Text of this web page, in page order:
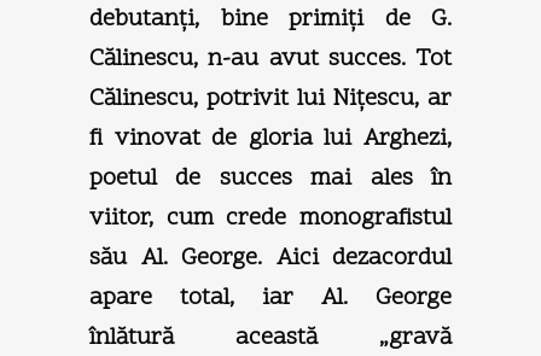
debutanţi, bine primiţi de G.
Călinescu, n-au avut succes. Tot
Călinescu, potrivit lui Niţescu, ar
fi vinovat de gloria lui Arghezi,
poetul de succes mai ales în
viitor, cum crede monografistul
său Al. George. Aici dezacordul
apare total, iar Al. George
înlătură această „gravă